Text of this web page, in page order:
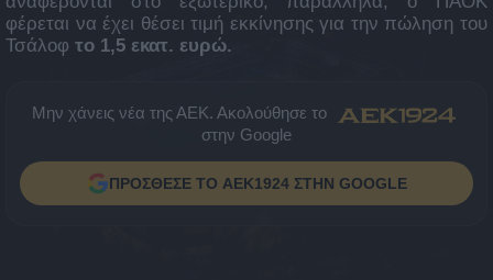
φέρεται να έχει θέσει τιμή εκκίνησης για την πώληση του
Τσάλοφ το 1,5 εκατ. ευρώ.
Μην χάνεις νέα της ΑΕΚ. Ακολούθησε το
στην Google
ΠΡΟΣΘΕΣΕ ΤΟ AEK1924 ΣΤΗΝ GOOGLE